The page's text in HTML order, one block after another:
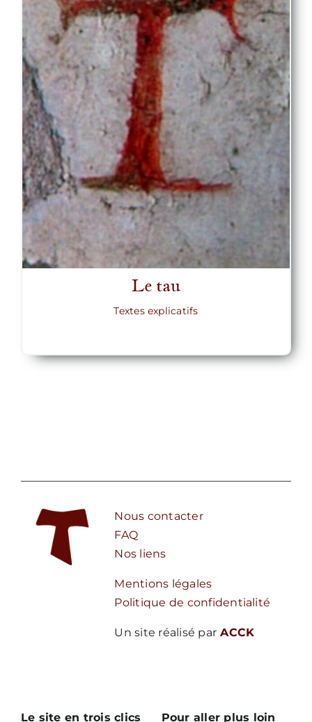
Le tau
Textes explicatifs
Le site en trois clics Pour aller plus loin
Nous contacter
FAQ
Nos liens
Mentions légales
Politique de confidentialité
Un site réalisé par ACCK